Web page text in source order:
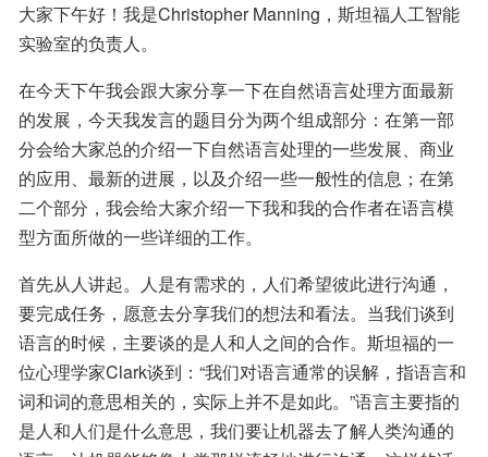
大家下午好！我是Christopher Manning，斯坦福人工智能
实验室的负责人。
在今天下午我会跟大家分享一下在自然语言处理方面最新
的发展，今天我发言的题目分为两个组成部分：在第一部
分会给大家总的介绍一下自然语言处理的一些发展、商业
的应用、最新的进展，以及介绍一些一般性的信息；在第
二个部分，我会给大家介绍一下我和我的合作者在语言模
型方面所做的一些详细的工作。
首先从人讲起。人是有需求的，人们希望彼此进行沟通，
要完成任务，愿意去分享我们的想法和看法。当我们谈到
语言的时候，主要谈的是人和人之间的合作。斯坦福的一
位心理学家Clark谈到：“我们对语言通常的误解，指语言和
词和词的意思相关的，实际上并不是如此。”语言主要指的
是人和人们是什么意思，我们要让机器去了解人类沟通的